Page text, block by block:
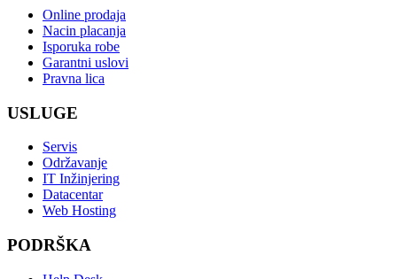
Online prodaja
Nacin placanja
Isporuka robe
Garantni uslovi
Pravna lica
USLUGE
Servis
Održavanje
IT Inžinjering
Datacentar
Web Hosting
PODRŠKA